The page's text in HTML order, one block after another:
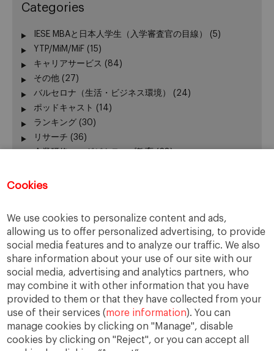
Cookies
We use cookies to personalize content and ads,
allowing us to offer personalized advertising, to provide
social media features and to analyze our traffic. We also
share information about your use of our site with our
social media, advertising and analytics partners, who
may combine it with other information that you have
provided to them or that they have collected from your
use of their services (more information). You can
manage cookies by clicking on "Manage", disable
cookies by clicking on "Reject", or you can accept all
Categories
IESE MBAと日本人学生（入学審査官の目線）
(5)
YTP/MiM/MiF (15)
キャリアサービス (84)
その他 (27)
バルセロナ（生活・ビジネス環境）
(24)
ポッドキャスト (14)
ランキング (30)
リサーチ (36)
出願関連アドバイス
卒業生向けイベント
受験生向けイベント
(111)
在校生の活躍(42)
報道発表、レポート(24)
学長(24)
授業 (130)
新型コロナウィルス(22)
課外活動(140)